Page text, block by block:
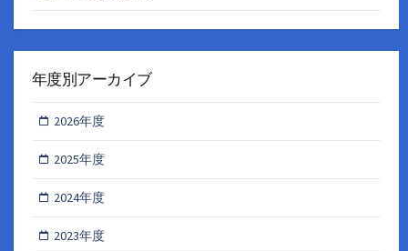
年度別アーカイブ
2026年度
2025年度
2024年度
2023年度